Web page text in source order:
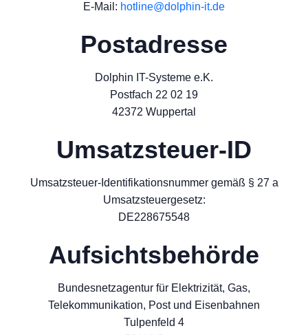
E-Mail: hotline@dolphin-it.de
Postadresse
Dolphin IT-Systeme e.K.
Postfach 22 02 19
42372 Wuppertal
Umsatzsteuer-ID
Umsatzsteuer-Identifikationsnummer gemäß § 27 a
Umsatzsteuergesetz:
DE228675548
Aufsichtsbehörde
Bundesnetzagentur für Elektrizität, Gas,
Telekommunikation, Post und Eisenbahnen
Tulpenfeld 4